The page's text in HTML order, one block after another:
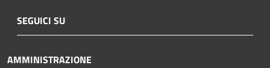
SEGUICI SU
AMMINISTRAZIONE